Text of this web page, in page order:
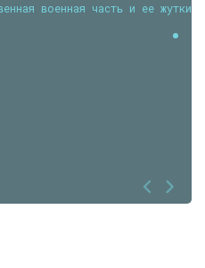
военная часть и ее жуткие